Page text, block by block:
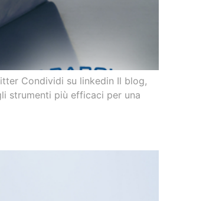
Condividi su linkedin Il blog,
strumenti più efficaci per una